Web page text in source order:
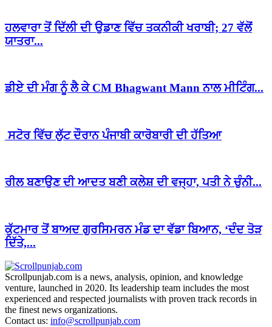
ਹਲਵਾਰਾ ਤੋਂ ਦਿੱਲੀ ਦੀ ਉਡਾਣ ਵਿੱਚ ਤਕਨੀਕੀ ਖਰਾਬੀ; 27 ਵੱਲੋਂ
ਯਾਤਰਾ...
ਡੀਏ ਦੀ ਮੰਗ ਨੂੰ ਲੈ ਕੇ CM Bhagwant Mann ਨਾਲ ਮੀਟਿੰਗ...
ਸਟੋਰ ਵਿੱਚ ਲੁੱਟ ਦੌਰਾਨ ਪੰਜਾਬੀ ਕਾਰੋਬਾਰੀ ਦੀ ਹੱਤਿਆ
ਰੀਲ ਬਣਾਉਣ ਦੀ ਆਦਤ ਬਣੀ ਕਲੇਸ਼ ਦੀ ਵਜ੍ਹਾ, ਪਤੀ ਨੇ ਚੁੰਨੀ...
ਕੁੱਟਮਾਰ ਤੋਂ ਬਾਅਦ ਗੁਰਸਿਮਰਨ ਮੰਡ ਦਾ ਵੱਡਾ ਬਿਆਨ, ‘ਦੰਦ ਤੋੜ
ਦਿੱਤੇ,...
Scrollpunjab.com is a news, analysis, opinion, and knowledge
venture, launched in 2020. Its leadership team includes the most
experienced and respected journalists with proven track records in
the finest news organizations.
Contact us: info@scrollpunjab.com